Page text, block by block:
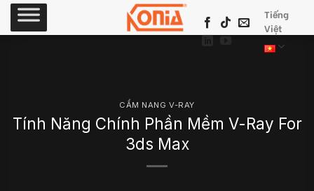
Skip
Tiếng
Việt
CẨM NANG V-RAY
Tính Năng Chính Phần Mềm V-Ray For
3ds Max